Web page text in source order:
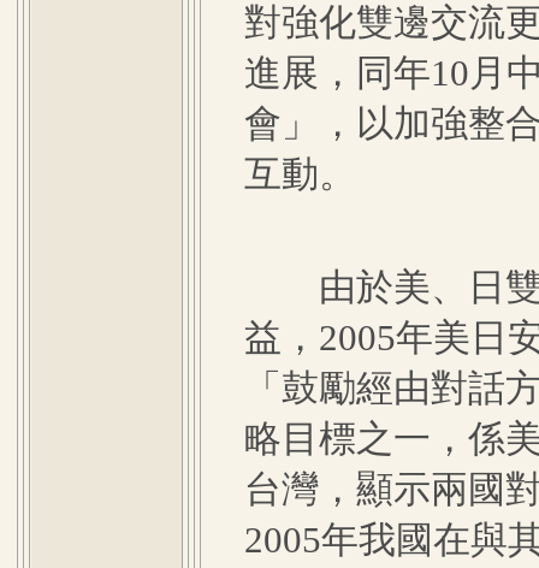
對強化雙邊交流
進展，同年10月
會」，以加強整
互動。
由於美、日雙
益，2005年美日
「鼓勵經由對話
略目標之一，係
台灣，顯示兩國
2005年我國在與